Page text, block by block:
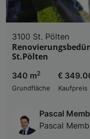
3100 St. Pölten
St.Pölten
340 m2
Grundfläche
€
Kaufpreis
Pascal
Pascal